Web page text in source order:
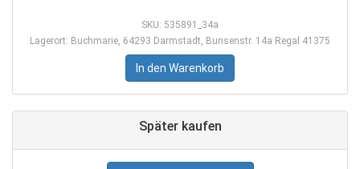
SKU: 535891_34a
Lagerort: Buchmarie, 64293 Darmstadt, Bunsenstr. 14a Regal 41375
In den Warenkorb
Später kaufen